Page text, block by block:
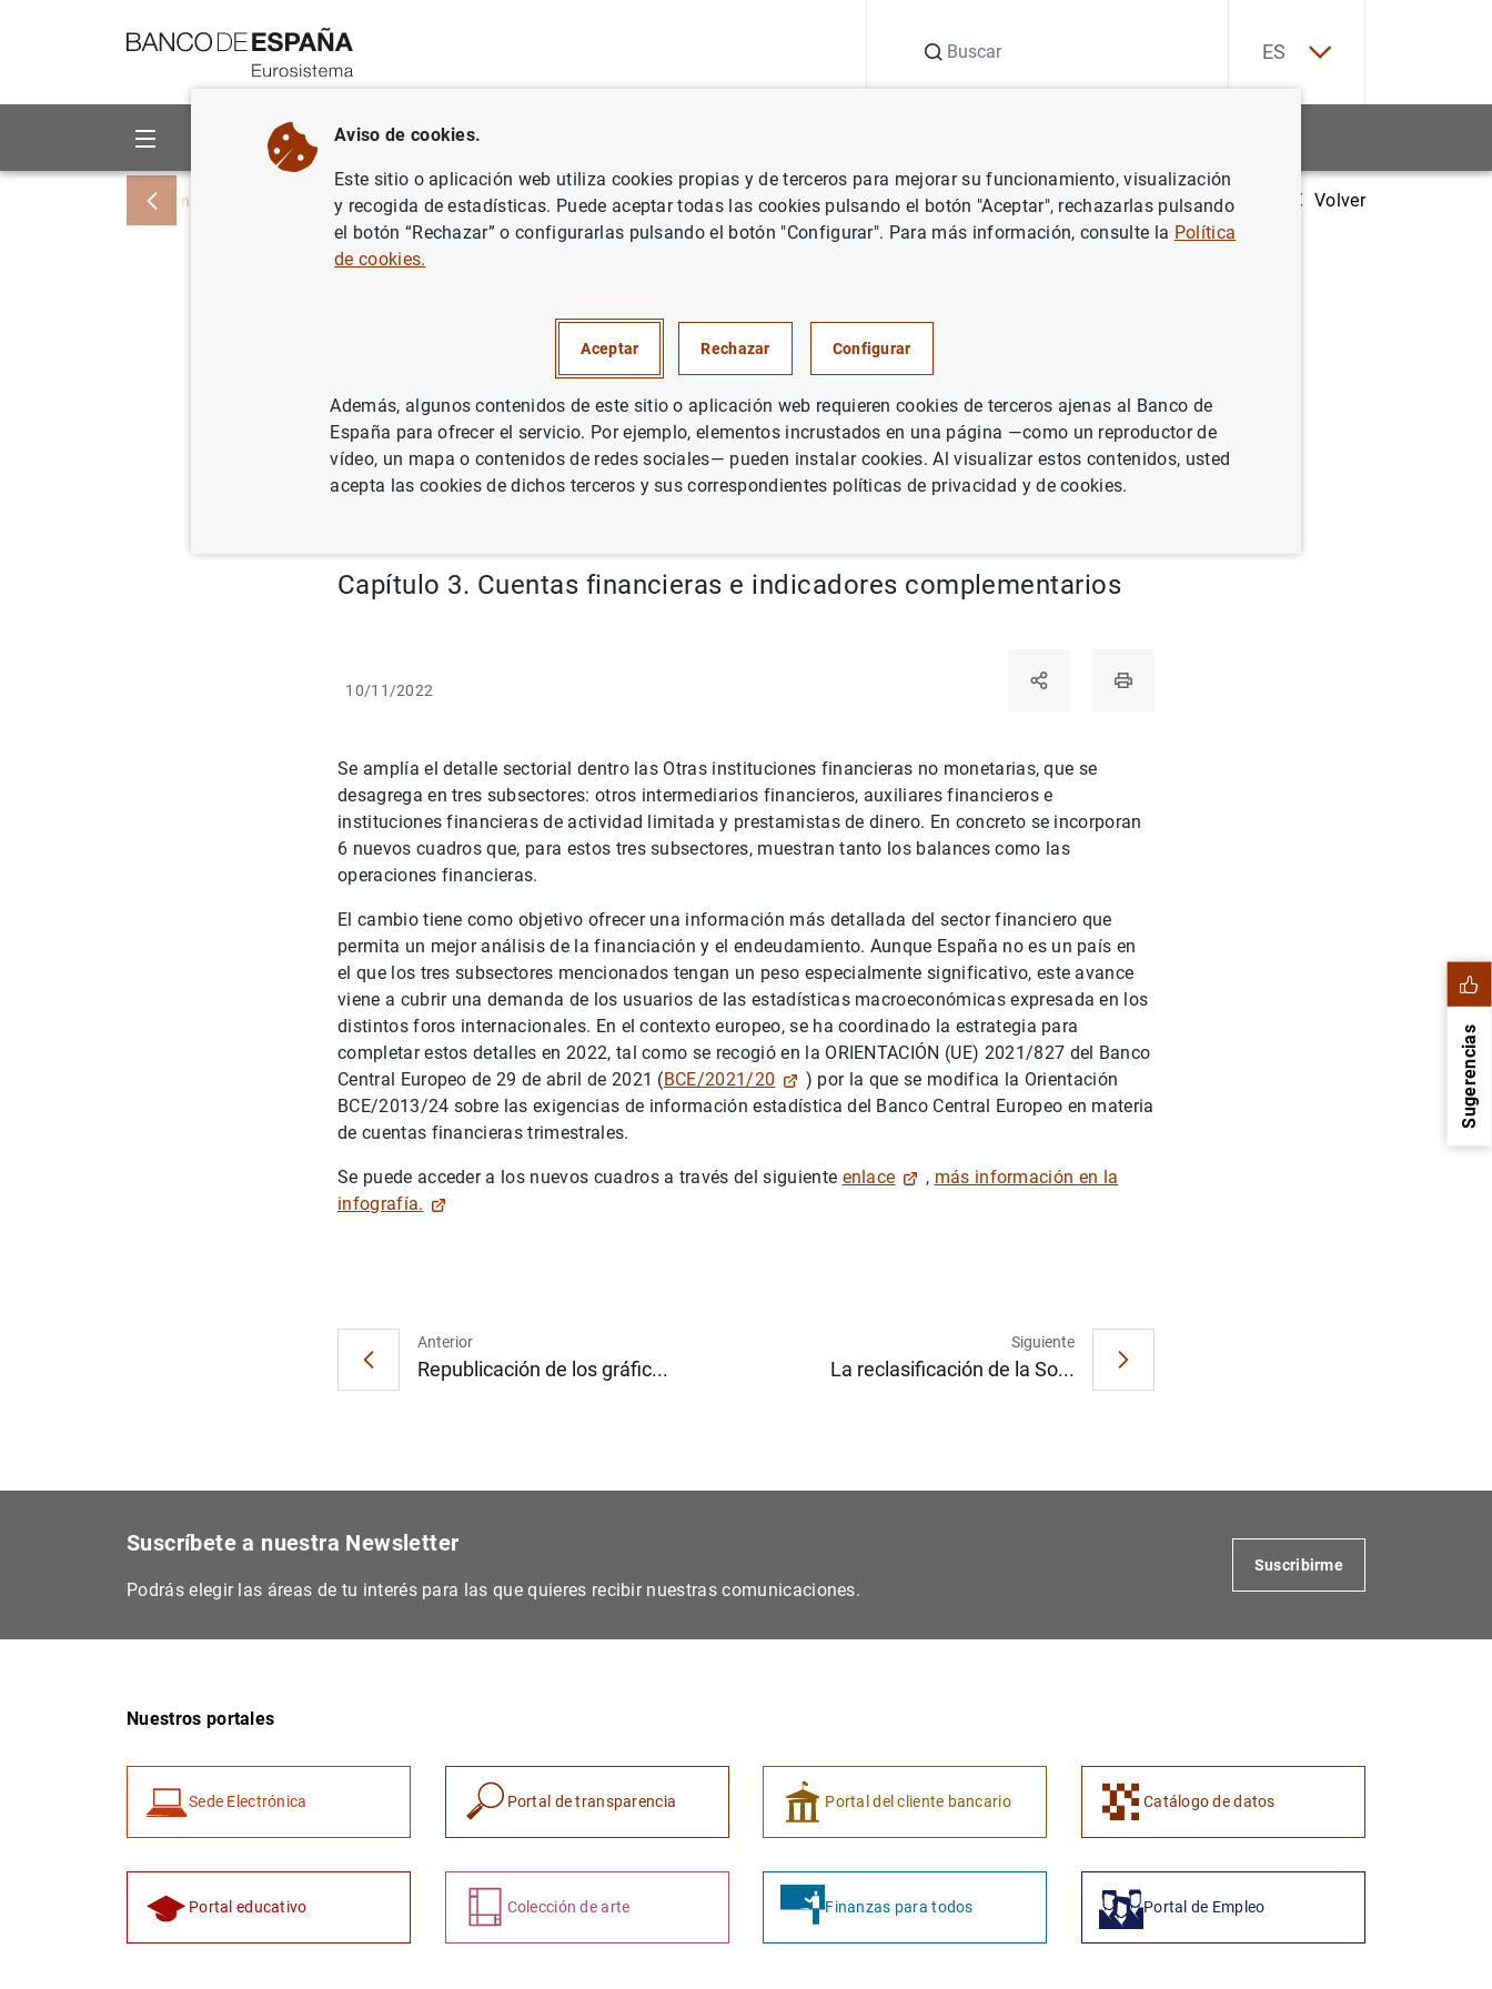
ES
Sobre el Banco Áreas de actuación
Inicio Cuentas financieras Anuncios de las estadísticas de cuentas financieras Se amplía el detalle sectorial dentro de otras instituciones financieras no
Volver
instituciones financieras no monetarias, que se
desagrega en tres subsectores: otros
intermediarios financieros, auxiliares financieros
e instituciones financieras de actividad limitada
Capítulo 3. Cuentas financieras e indicadores complementarios
10/11/2022
Se amplía el detalle sectorial dentro las Otras instituciones financieras no monetarias, que se
desagrega en tres subsectores: otros intermediarios financieros, auxiliares financieros e
instituciones financieras de actividad limitada y prestamistas de dinero. En concreto se incorporan
6 nuevos cuadros que, para estos tres subsectores, muestran tanto los balances como las
operaciones financieras.
El cambio tiene como objetivo ofrecer una información más detallada del sector financiero que
permita un mejor análisis de la financiación y el endeudamiento. Aunque España no es un país en
el que los tres subsectores mencionados tengan un peso especialmente significativo, este avance
viene a cubrir una demanda de los usuarios de las estadísticas macroeconómicas expresada en los
distintos foros internacionales. En el contexto europeo, se ha coordinado la estrategia para
completar estos detalles en 2022, tal como se recogió en la ORIENTACIÓN (UE) 2021/827 del Banco
Central Europeo de 29 de abril de 2021 (BCE/2021/20
) por la que se modifica la Orientación
BCE/2013/24 sobre las exigencias de información estadística del Banco Central Europeo en materia
de cuentas financieras trimestrales.
Se puede acceder a los nuevos cuadros a través del siguiente enlace , más información en la
infografía.
Anterior
Republicación de los gráfic...
Siguiente
La reclasificación de la So...
Sugerencias
Suscríbete a nuestra Newsletter
Podrás elegir las áreas de tu interés para las que quieres recibir nuestras comunicaciones.
Suscribirme
Nuestros portales
Sede Electrónica Portal de transparencia Portal del cliente bancario Catálogo de datos
Portal educativo Colección de arte Finanzas para todos Portal de Empleo
Aviso de cookies.
Este sitio o aplicación web utiliza cookies propias y de terceros para mejorar su funcionamiento, visualización
y recogida de estadísticas. Puede aceptar todas las cookies pulsando el botón "Aceptar", rechazarlas pulsando
el botón “Rechazar” o configurarlas pulsando el botón "Configurar". Para más información, consulte la Política
de cookies.
Aceptar Rechazar Configurar
Además, algunos contenidos de este sitio o aplicación web requieren cookies de terceros ajenas al Banco de
España para ofrecer el servicio. Por ejemplo, elementos incrustados en una página —como un reproductor de
vídeo, un mapa o contenidos de redes sociales— pueden instalar cookies. Al visualizar estos contenidos, usted
acepta las cookies de dichos terceros y sus correspondientes políticas de privacidad y de cookies.